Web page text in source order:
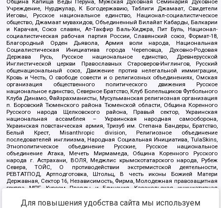
Община Капища Веды Перуна, Мужская Духовная Семинария Духовное
Учреждение, Нурджулар, К Богодержавию, Таблиги Джамаат, Свидетели
Иеговы, Русское национальное единство, Национал-социалистическое
общество, Джамаат мувахидов, Объединенный Вилайат Кабарды, Балкарии
и Карачая, Союз славян, Ат-Такфир Валь-Хиджра, Пит Буль, Национал-
социалистическая рабочая партия России, Славянский союз, Формат-18,
Благородный Орден Дьявола, Армия воли народа, Национальная
Социалистическая Инициатива города Череповца, Духовно-Родовая
Держава Русь, Русское национальное единство, Древнерусской
Инглистической церкви Православных Староверов-Инглингов, Русский
общенациональный союз, Движение против нелегальной иммиграции,
Кровь и Честь, О свободе совести и о религиозных объединениях, Омская
организация общественного политического движения Русское
национальное единство, Северное Братство, Клуб Болельщиков Футбольного
Клуба Динамо, Файзрахманисты, Мусульманская религиозная организация
п. Боровский Тюменского района Тюменской области, Община Коренного
Русского народа Щелковского района, Правый сектор, Украинская
национальная ассамблея – Украинская народная самооборона,
Украинская повстанческая армия, Тризуб им. Степана Бандеры, Братство,
Белый Крест, Misanthropic division, Религиозное объединение
последователей инглиизма, Народная Социальная Инициатива, TulaSkins,
Этнополитическое объединение Русские, Русское национальное
объединение Атака, Мечеть Мирмамеда, Община Коренного Русского
народа г. Астрахани, ВОЛЯ, Меджлис крымскотатарского народа, Рубеж
Севера, ТОЙС, О противодействии экстремистской деятельности,
РЕВТАТПОД, Артподготовка, Штольц, В честь иконы Божией Матери
Державная, Сектор 16, Независимость, Фирма, Молодежная правозащитная
группа МПГ, Курсом Правды и Единения, Каракольская инициативная
Благотворительный пансионат Ак Умут, Русская республика Русь,
Для повышения удобства сайта мы используем